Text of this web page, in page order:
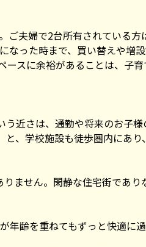
夫婦で2台所有されている方
なった時まで、買い替えや増
ースに余裕があることは、子
近さは、通勤や将来のお子
、学校施設も徒歩圏内にあり
ません。閑静な住宅街であり
年齢を重ねてもずっと快適に